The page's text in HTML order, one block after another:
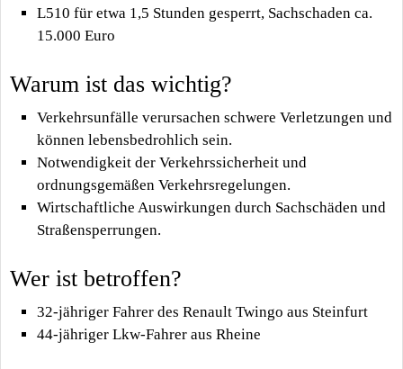
L510 für etwa 1,5 Stunden gesperrt, Sachschaden ca.
15.000 Euro
Warum ist das wichtig?
Verkehrsunfälle verursachen schwere Verletzungen und
können lebensbedrohlich sein.
Notwendigkeit der Verkehrssicherheit und
ordnungsgemäßen Verkehrsregelungen.
Wirtschaftliche Auswirkungen durch Sachschäden und
Straßensperrungen.
Wer ist betroffen?
32-jähriger Fahrer des Renault Twingo aus Steinfurt
44-jähriger Lkw-Fahrer aus Rheine